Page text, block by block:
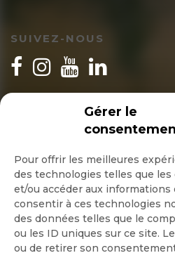
Gérer le
Pour offrir les meilleures
des technologies telles que
et/ou accéder aux informations
consentir à ces technologies
des données telles que le
ou les ID uniques sur ce site.
ou de retirer son
SUIVEZ-NOUS
INSCRIPTION
Quotidienne
Hebdo
OK